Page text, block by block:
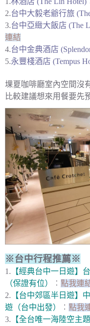
2.台中大毅老爺行旅
3.台中亞緻大飯店 (The
連結
4.台中金典酒店
5.永豐棧酒店 (Tempus
堁夏咖啡廳室內空間沒
比較建議想來用餐要先
※台中行程推薦※
1. 【經典台中一日遊】
（保證有位）
︰ 點我連
2. 【台中郊區半日遊】
遊（台中出發）
︰ 點我
3. 【全台唯一海陸空主